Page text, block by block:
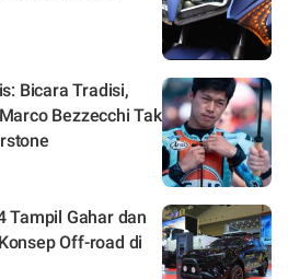
Bicara Tradisi,
Bezzecchi Tak
Silverstone
Tampil Gahar dan
Off-road di